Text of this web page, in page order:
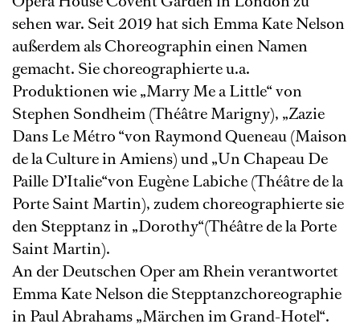
sehen war. Seit 2019 hat sich Emma Kate Nelson
außerdem als Choreographin einen Namen
gemacht. Sie choreographierte u.a.
Produktionen wie „Marry Me a Little“ von
Stephen Sondheim (Théâtre Marigny), „Zazie
Dans Le Métro “von Raymond Queneau (Maison
de la Culture in Amiens) und „Un Chapeau De
Paille D’Italie“von Eugène Labiche (Théâtre de la
Porte Saint Martin), zudem choreographierte sie
den Stepptanz in „Dorothy“(Théâtre de la Porte
Saint Martin).
An der Deutschen Oper am Rhein verantwortet
Emma Kate Nelson die Stepptanzchoreographie
in Paul Abrahams „Märchen im Grand-Hotel“.